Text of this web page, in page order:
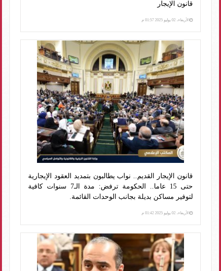
قانون الإيجار
الأربعاء، 02 يوليو 2025 01:57 م
قانون الإيجار القديم.. نواب يطالبون بتمديد العقود الإيجارية
حتى 15 عاما.. الحكومة ترفض: مدة الـ7 سنوات كافية
لتوفير مساكن بديلة بجانب الوحدات القائمة.
الأربعاء، 02 يوليو 2025 01:42 م